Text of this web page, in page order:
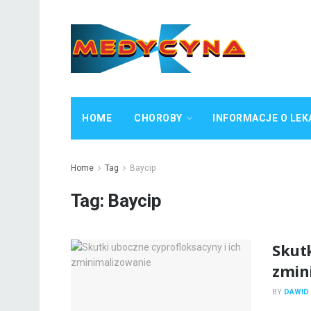
HOME CHOROBY INFORMACJE O
Home Tag Baycip
Tag: Baycip
BY